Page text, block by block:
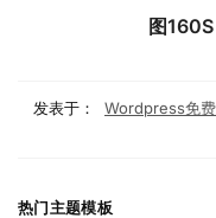
图160S
发表于： Wordpress免
热门主题模板